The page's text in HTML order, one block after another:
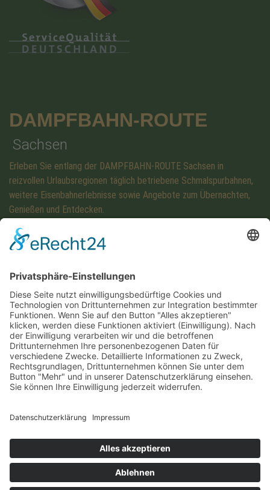
DAMPFBAHN-ROUTE
Sachsen
Erleben Sie entlang der DAMPFBAHN-ROUTE Sachsen in
reizvollen Urlaubsregionen täglich betriebene Schmalspurbahnen,
weitere Eisenbahnerlebnisse sowie Angebote zum Übernachten,
Genießen und Entdecken.
Diese Maßnahme wird mitfinanziert mit Steuermitteln auf
Grundlage des von den Abgeordneten des Sächsischen
Landtags beschlossenen Haushaltes.